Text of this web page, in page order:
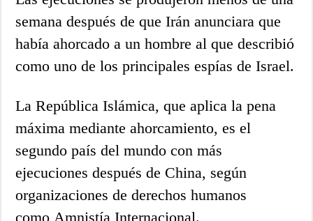
semana después de que Irán anunciara que
había ahorcado a un hombre al que describió
como uno de los principales espías de Israel.
La República Islámica, que aplica la pena
máxima mediante ahorcamiento, es el
segundo país del mundo con más
ejecuciones después de China, según
organizaciones de derechos humanos
como Amnistía Internacional.